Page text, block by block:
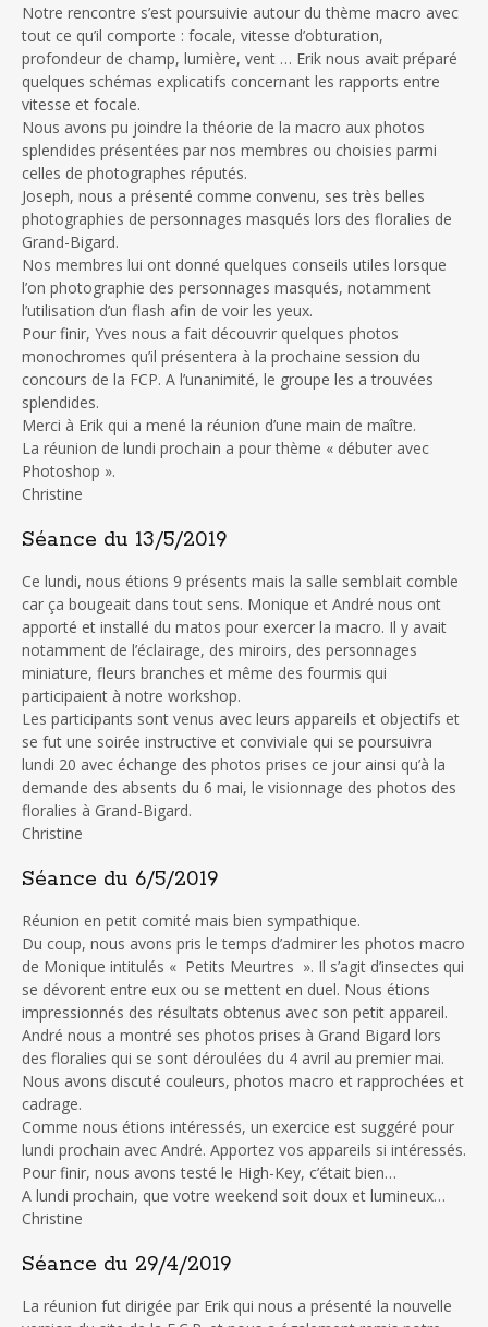
Notre rencontre s’est poursuivie autour du thème macro avec
tout ce qu’il comporte : focale, vitesse d’obturation,
profondeur de champ, lumière, vent … Erik nous avait préparé
quelques schémas explicatifs concernant les rapports entre
vitesse et focale.
Nous avons pu joindre la théorie de la macro aux photos
splendides présentées par nos membres ou choisies parmi
celles de photographes réputés.
Joseph, nous a présenté comme convenu, ses très belles
photographies de personnages masqués lors des floralies de
Grand-Bigard.
Nos membres lui ont donné quelques conseils utiles lorsque
l’on photographie des personnages masqués, notamment
l’utilisation d’un flash afin de voir les yeux.
Pour finir, Yves nous a fait découvrir quelques photos
monochromes qu’il présentera à la prochaine session du
concours de la FCP. A l’unanimité, le groupe les a trouvées
splendides.
Merci à Erik qui a mené la réunion d’une main de maître.
La réunion de lundi prochain a pour thème « débuter avec
Photoshop ».
Christine
Séance du 13/5/2019
Ce lundi, nous étions 9 présents mais la salle semblait comble
car ça bougeait dans tout sens. Monique et André nous ont
apporté et installé du matos pour exercer la macro. Il y avait
notamment de l’éclairage, des miroirs, des personnages
miniature, fleurs branches et même des fourmis qui
participaient à notre workshop.
Les participants sont venus avec leurs appareils et objectifs et
se fut une soirée instructive et conviviale qui se poursuivra
lundi 20 avec échange des photos prises ce jour ainsi qu’à la
demande des absents du 6 mai, le visionnage des photos des
floralies à Grand-Bigard.
Christine
Séance du 6/5/2019
Réunion en petit comité mais bien sympathique.
Du coup, nous avons pris le temps d’admirer les photos macro
de Monique intitulés « Petits Meurtres ». Il s’agit d’insectes qui
se dévorent entre eux ou se mettent en duel. Nous étions
impressionnés des résultats obtenus avec son petit appareil.
André nous a montré ses photos prises à Grand Bigard lors
des floralies qui se sont déroulées du 4 avril au premier mai.
Nous avons discuté couleurs, photos macro et rapprochées et
cadrage.
Comme nous étions intéressés, un exercice est suggéré pour
lundi prochain avec André. Apportez vos appareils si intéressés.
Pour finir, nous avons testé le High-Key, c’était bien…
A lundi prochain, que votre weekend soit doux et lumineux…
Christine
Séance du 29/4/2019
La réunion fut dirigée par Erik qui nous a présenté la nouvelle